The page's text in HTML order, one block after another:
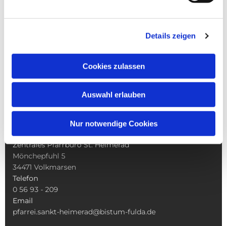
Details zeigen
Cookies zulassen
Auswahl erlauben
Nur notwendige Cookies
NAVIGATION
Kindertagesstätten
Datenschutz
Zentrales Pfarrbüro St. Heimerad
Mönchepfuhl 5
34471 Volkmarsen
Telefon
0 56 93 - 209
Email
pfarrei.sankt-heimerad@bistum-fulda.de